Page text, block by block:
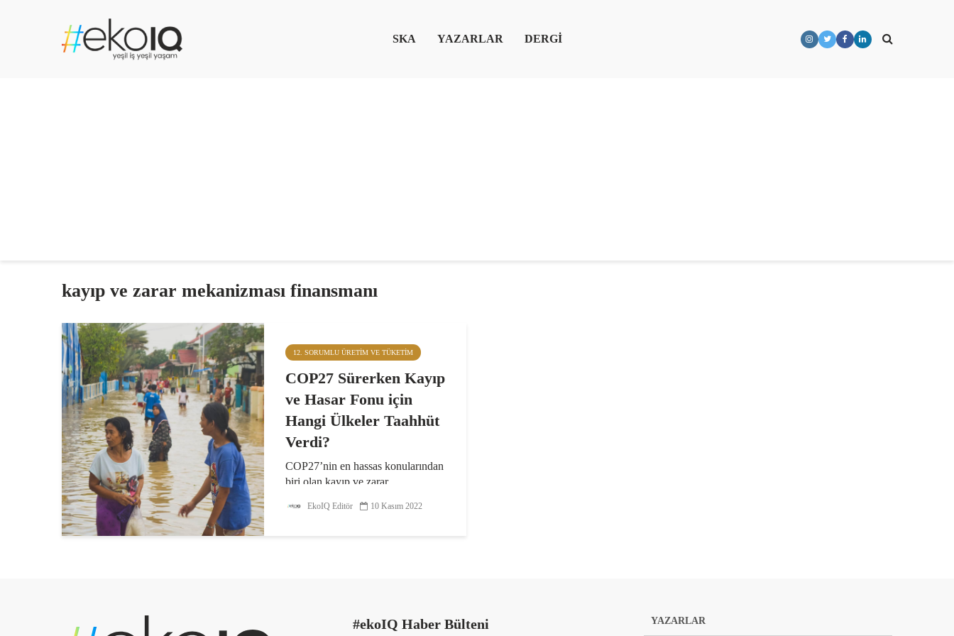
SKA YAZARLAR DERGİ
kayıp ve zarar mekanizması finansmanı
12. SORUMLU ÜRETIM VE TÜKETIM
COP27 Sürerken Kayıp
ve Hasar Fonu için
Hangi Ülkeler Taahhüt
Verdi?
COP27’nin en hassas konularından
biri olan kayıp ve zarar
gelişmiş ülkeler taahhütler vermeye
EkoIQ Editör 10 Kasım 2022
#ekoIQ Haber Bülteni YAZARLAR